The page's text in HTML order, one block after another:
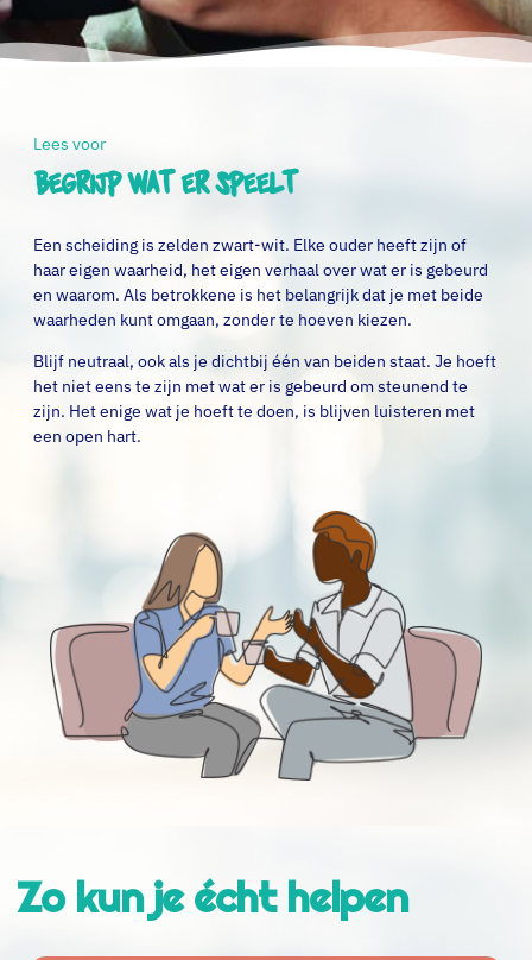
Lees voor
Begrijp wat er speelt
Een scheiding is zelden zwart-wit. Elke ouder heeft zijn of
haar eigen waarheid, het eigen verhaal over wat er is gebeurd
en waarom. Als betrokkene is het belangrijk dat je met beide
waarheden kunt omgaan, zonder te hoeven kiezen.
Blijf neutraal, ook als je dichtbij één van beiden staat. Je hoeft
het niet eens te zijn met wat er is gebeurd om steunend te
zijn. Het enige wat je hoeft te doen, is blijven luisteren met
een open hart.
Zo kun je écht helpen